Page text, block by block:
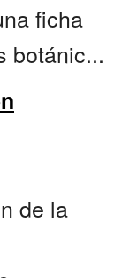
ficha
botánic...
de la